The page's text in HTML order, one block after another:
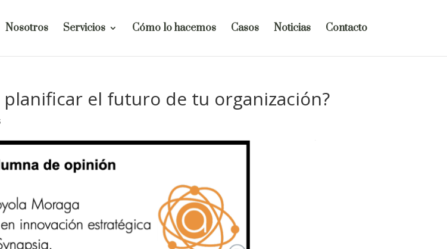
Nosotros Servicios Cómo lo hacemos Casos Noticias Contacto
el futuro de tu organización?